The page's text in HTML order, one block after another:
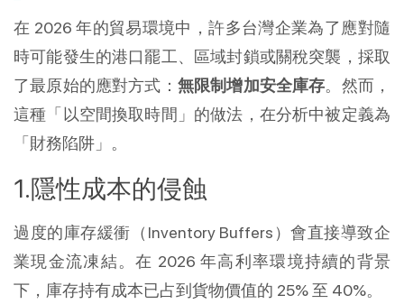
在 2026 年的貿易環境中，許多台灣企業為了應對隨
時可能發生的港口罷工、區域封鎖或關稅突襲，採取
了最原始的應對方式： 無限制增加安全庫存。然而，
這種「以空間換取時間」的做法，在分析中被定義為
「財務陷阱」。
隱性成本的侵蝕
過度的庫存緩衝（Inventory Buffers）會直接導致企
業現金流凍結。在 2026 年高利率環境持續的背景
下，庫存持有成本已占到貨物價值的 25% 至 40%。